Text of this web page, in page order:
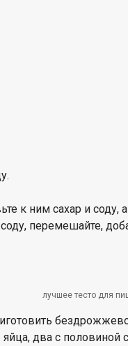
к ним сахар и
перемешайте,
лучшее тесто для
два с половиной